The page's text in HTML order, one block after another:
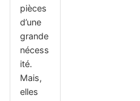
pièces
d’une
grande
nécess
ité.
Mais,
elles